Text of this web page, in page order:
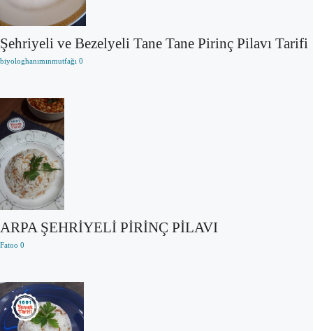
Şehriyeli ve Bezelyeli Tane Tane Pirinç Pilavı Tarifi
biyologhanımınmutfağı 0
ARPA ŞEHRİYELİ PİRİNÇ PİLAVI
Fatoo 0